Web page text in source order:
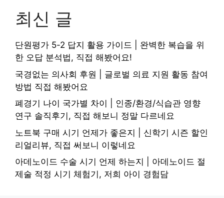
최신 글
단원평가 5-2 답지 활용 가이드 | 완벽한 복습을 위
한 오답 분석법, 직접 해봤어요!
국경없는 의사회 후원 | 글로벌 의료 지원 활동 참여
방법 직접 해봤어요
폐경기 나이 국가별 차이 | 인종/환경/식습관 영향
연구 솔직후기, 직접 해보니 정말 다르네요
노트북 구매 시기 언제가 좋은지 | 신학기 시즌 할인
리얼리뷰, 직접 써보니 이렇네요
아데노이드 수술 시기 언제 하는지 | 아데노이드 절
제술 적정 시기 체험기, 저희 아이 경험담